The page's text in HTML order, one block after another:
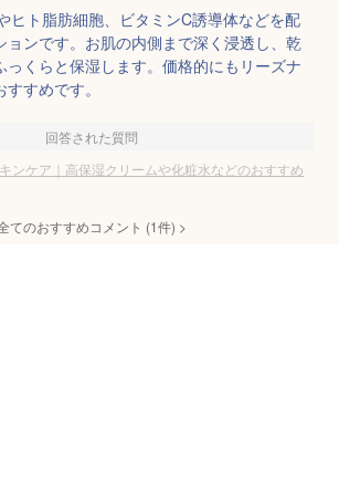
ヒト脂肪細胞、ビタミンC誘導体などを配
ョンです。お肌の内側まで深く浸透し、乾
っくらと保湿します。価格的にもリーズナ
すめです。
回答された質問
ンケア｜高保湿クリームや化粧水などのおすすめ
てのおすすめコメント (1件) >